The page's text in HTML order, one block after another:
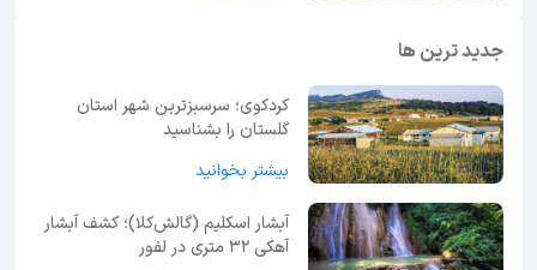
جدید ترین ها
کردکوی؛ سرسبزترین شهر استان
گلستان را بشناسید
بیشتر بخوانید
آبشار اسکلیم (گالش‌کلا)؛ کشف آبشار
آهکی ۳۲ متری در لفور